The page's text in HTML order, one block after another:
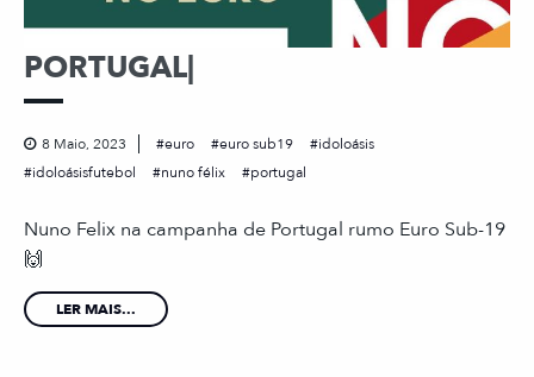
PORTUGAL|
8 Maio, 2023 euro euro sub19
idoloásis
idoloásisfutebol
nuno félix portugal
Nuno Felix na campanha de Portugal rumo Euro Sub-19
🙌
LER MAIS...